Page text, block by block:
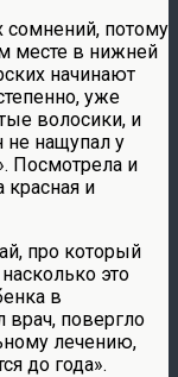
сомнений, потому
месте в нижней
начинают
уже
волосики, и
не нащупал у
Посмотрела и
и
про который
это
в
врач, повергло
лечению,
до года».